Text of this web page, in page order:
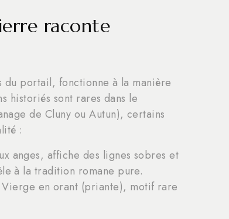
raconte
du portail, fonctionne à la manière
historiés sont rares dans le
de Cluny ou Autun), certains
:
anges, affiche des lignes sobres et
à la tradition romane pure.
en orant (priante), motif rare